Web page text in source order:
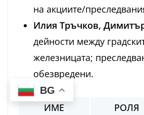
на акциите/
Илия Тръчков,
дейности между
железницата;
обезвредени.
ИМЕ РОЛЯ
BG